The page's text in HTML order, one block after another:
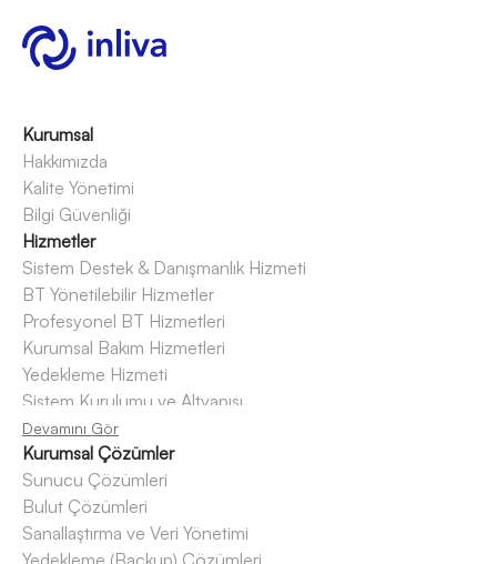
Kurumsal
Hakkımızda
Kalite Yönetimi
Bilgi Güvenliği
Hizmetler
Sistem Destek & Danışmanlık Hizmeti
BT Yönetilebilir Hizmetler
Profesyonel BT Hizmetleri
Kurumsal Bakım Hizmetleri
Yedekleme Hizmeti
Sistem Kurulumu ve Altyapısı
BT Güvenlik Hizmetleri ve Sızma Testi
Lisanslama ve Danışmanlık Hizmeti
Barındırma ve Hosting Hizmetleri
Devamını Gör
Kurumsal Çözümler
Sunucu Çözümleri
Bulut Çözümleri
Sanallaştırma ve Veri Yönetimi